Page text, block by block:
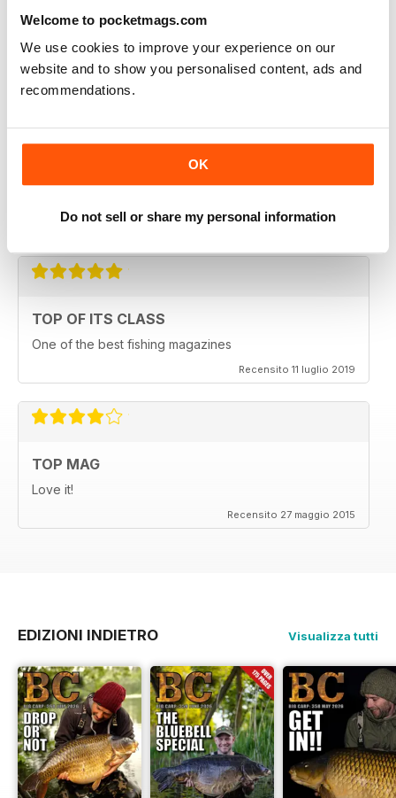
Welcome to pocketmags.com
We use cookies to improve your experience on our
website and to show you personalised content, ads and
recommendations.
OK
Do not sell or share my personal information
FULL OF NEW IDEAS
Always and interesting read
Recensito 23 luglio 2019
Recensito 18 luglio 2019
TOP OF ITS CLASS
One of the best fishing magazines
Recensito 11 luglio 2019
TOP MAG
Love it!
Recensito 27 maggio 2015
EDIZIONI INDIETRO Visualizza tutti